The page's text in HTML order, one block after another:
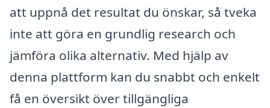
att uppnå det resultat du önskar, så tveka
inte att göra en grundlig research och
jämföra olika alternativ. Med hjälp av
denna plattform kan du snabbt och enkelt
få en översikt över tillgängliga